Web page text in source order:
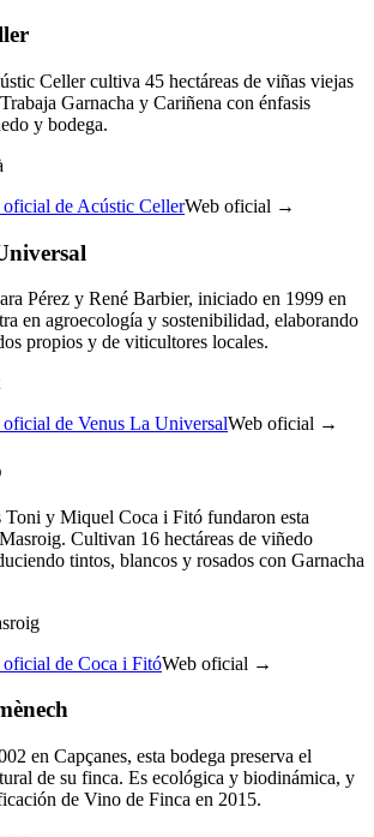
Celler cultiva 45 hectáreas de viñas viejas
Garnacha y Cariñena con énfasis
y bodega.
de Acústic CellerWeb oficial →
Pérez y René Barbier, iniciado en 1999 en
en agroecología y sostenibilidad, elaborando
propios y de viticultores locales.
de Venus La UniversalWeb oficial →
Toni y Miquel Coca i Fitó fundaron esta
Cultivan 16 hectáreas de viñedo
tintos, blancos y rosados con Garnacha
de Coca i FitóWeb oficial →
en Capçanes, esta bodega preserva el
de su finca. Es ecológica y biodinámica, y
de Vino de Finca en 2015.